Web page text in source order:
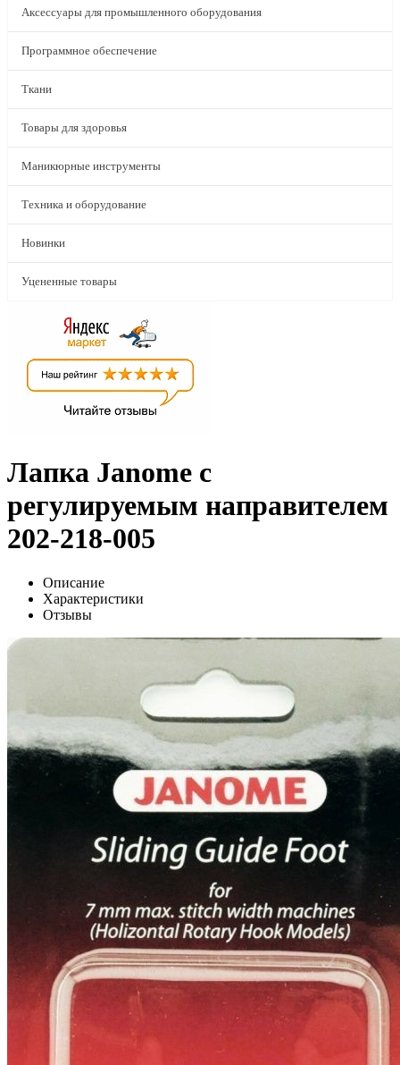
Аксессуары для промышленного оборудования
Программное обеспечение
Ткани
Товары для здоровья
Маникюрные инструменты
Техника и оборудование
Новинки
Уцененные товары
Лапка Janome с
регулируемым направителем
202-218-005
Описание
Характеристики
Отзывы